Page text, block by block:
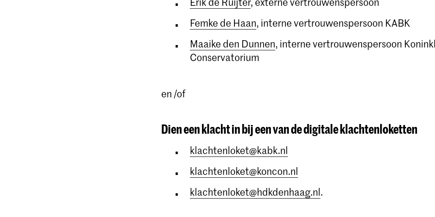
Femke de Haan, interne vertrouwenspersoon KABK
Maaike den Dunnen, interne vertrouwenspersoon
Conservatorium
en /of
Dien een klacht in bij een van de digitale klachtenloketten
klachtenloket@kabk.nl
klachtenloket@koncon.nl
klachtenloket@hdkdenhaag.nl.